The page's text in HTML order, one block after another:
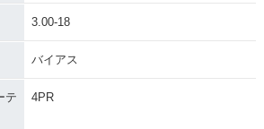
3.00-18
バイアス
テ
4PR